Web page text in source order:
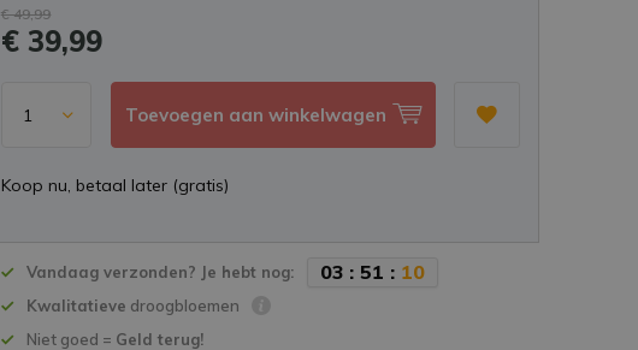
€ 49,99
€ 39,99
Toevoegen aan winkelwagen
Koop nu, betaal later (gratis)
Vandaag verzonden? Je hebt nog: 03 :51 : 09
Kwalitatieve droogbloemen
Niet goed = Geld terug!